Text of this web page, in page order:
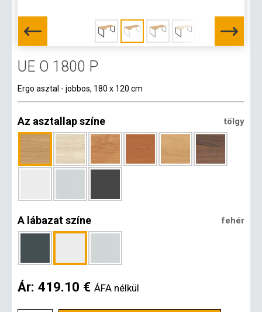
UE O 1800 P
Ergo asztal - jobbos, 180 x 120 cm
Az asztallap színe tölgy
A lábazat színe fehér
Ár: 419.10 € ÁFA nélkül